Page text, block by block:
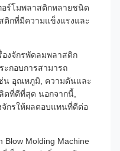
อร์โมพลาสติกหลายชนิด
ติกที่มีความแข็งแรงและ
องจักรพัดลมพลาสติก
ะกอบการสามารถ
น อุณหภูมิ, ความดันและ
ตที่ดีที่สุด นอกจากนี้,
จักรให้ผลตอบแทนที่ดีต่อ
Blow Molding Machine